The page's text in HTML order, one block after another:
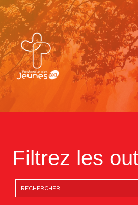
Filtrez les